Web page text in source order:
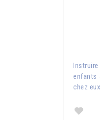
enfants
chez